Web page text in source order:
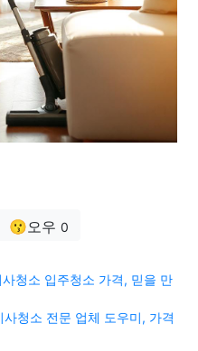
😗오우 0
청소 입주청소 가격, 믿을 만
청소 전문 업체 도우미, 가격